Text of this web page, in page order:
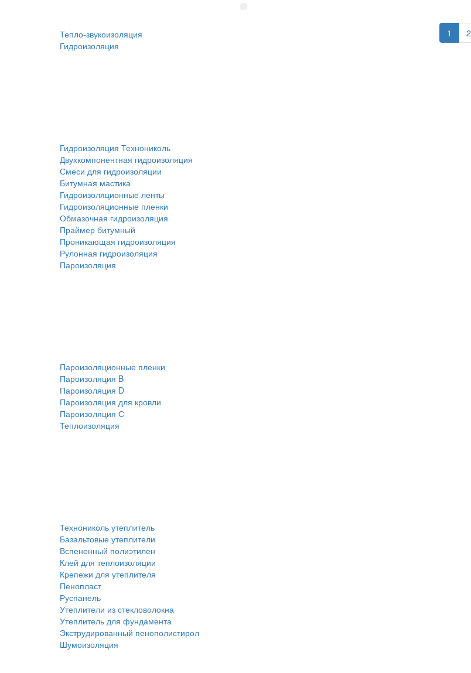
Тепло-звукоизоляция
Гидроизоляция
Гидроизоляция Технониколь
Двухкомпонентная гидроизоляция
Смеси для гидроизоляции
Битумная мастика
Гидроизоляционные ленты
Гидроизоляционные пленки
Обмазочная гидроизоляция
Праймер битумный
Проникающая гидроизоляция
Рулонная гидроизоляция
Пароизоляция
Пароизоляционные пленки
Пароизоляция B
Пароизоляция D
Пароизоляция для кровли
Пароизоляция С
Теплоизоляция
Технониколь утеплитель
Базальтовые утеплители
Вспененный полиэтилен
Клей для теплоизоляции
Крепежи для утеплителя
Пенопласт
Руспанель
Утеплители из стекловолокна
Утеплитель для фундамента
Экструдированный пенополистирол
Шумоизоляция
1 2